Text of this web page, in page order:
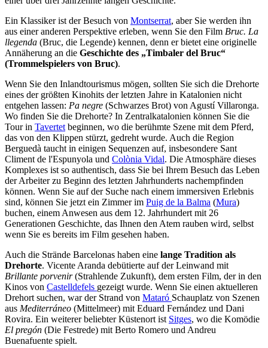
Ein Klassiker ist der Besuch von Montserrat, aber Sie werden ihn
aus einer anderen Perspektive erleben, wenn Sie den Film Bruc. La
llegenda (Bruc, die Legende) kennen, denn er bietet eine originelle
Annäherung an die Geschichte des „Timbaler del Bruc“
(Trommelspielers von Bruc).
Wenn Sie den Inlandtourismus mögen, sollten Sie sich die Drehorte
eines der größten Kinohits der letzten Jahre in Katalonien nicht
entgehen lassen: Pa negre (Schwarzes Brot) von Agustí Villaronga.
Wo finden Sie die Drehorte? In Zentralkatalonien können Sie die
Tour in Tavertet beginnen, wo die berühmte Szene mit dem Pferd,
das von den Klippen stürzt, gedreht wurde. Auch die Region
Berguedà taucht in einigen Sequenzen auf, insbesondere Sant
Climent de l'Espunyola und Colònia Vidal. Die Atmosphäre dieses
Komplexes ist so authentisch, dass Sie bei Ihrem Besuch das Leben
der Arbeiter zu Beginn des letzten Jahrhunderts nachempfinden
können. Wenn Sie auf der Suche nach einem immersiven Erlebnis
sind, können Sie jetzt ein Zimmer im Puig de la Balma (Mura)
buchen, einem Anwesen aus dem 12. Jahrhundert mit 26
Generationen Geschichte, das Ihnen den Atem rauben wird, selbst
wenn Sie es bereits im Film gesehen haben.
Auch die Strände Barcelonas haben eine lange Tradition als
Drehorte. Vicente Aranda debütierte auf der Leinwand mit
Brillante porvenir(Strahlende Zukunft), dem ersten Film, der in den
Kinos von Castelldefels gezeigt wurde. Wenn Sie einen aktuelleren
Drehort suchen, war der Strand von Mataró Schauplatz von Szenen
aus Mediterráneo (Mittelmeer) mit Eduard Fernández und Dani
Rovira. Ein weiterer beliebter Küstenort ist Sitges, wo die Komödie
El pregón (Die Festrede) mit Berto Romero und Andreu
Buenafuente spielt.